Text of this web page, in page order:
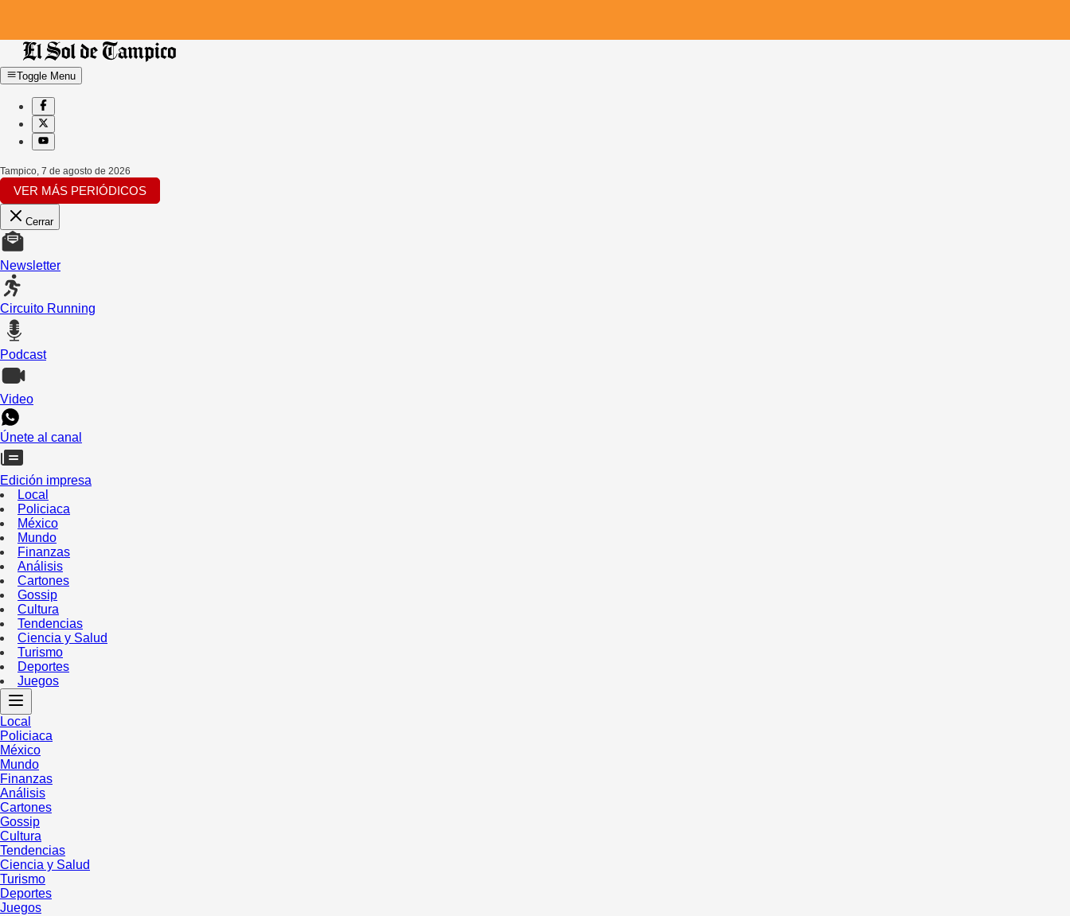
Toggle Menu
Tampico, 7 de agosto de 2026
VER MÁS PERIÓDICOS
Cerrar
Newsletter
Circuito Running
Podcast
Video
Únete al canal
Edición impresa
Local
Policiaca
México
Mundo
Finanzas
Análisis
Cartones
Gossip
Cultura
Tendencias
Ciencia y Salud
Turismo
Deportes
Juegos
Local
Policiaca
México
Mundo
Finanzas
Análisis
Cartones
Gossip
Cultura
Tendencias
Ciencia y Salud
Turismo
Deportes
Juegos